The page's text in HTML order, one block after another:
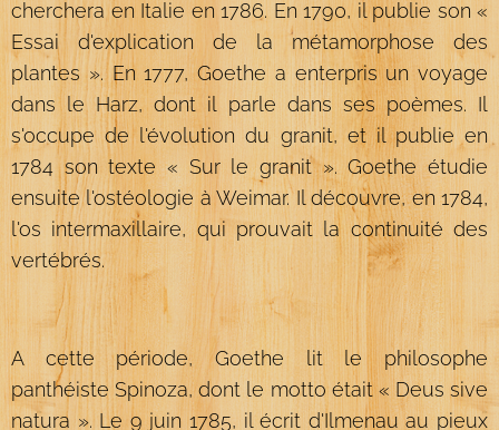
cherchera en Italie en 1786. En 1790, il publie son «
Essai d'explication de la métamorphose des
plantes ». En 1777, Goethe a enterpris un voyage
dans le Harz, dont il parle dans ses poèmes. Il
s'occupe de l'évolution du granit, et il publie en
1784 son texte « Sur le granit ». Goethe étudie
ensuite l'ostéologie à Weimar. Il découvre, en 1784,
l'os intermaxillaire, qui prouvait la continuité des
vertébrés.
A cette période, Goethe lit le philosophe
panthéiste Spinoza, dont le motto était « Deus sive
natura ». Le 9 juin 1785, il écrit d'Ilmenau au pieux